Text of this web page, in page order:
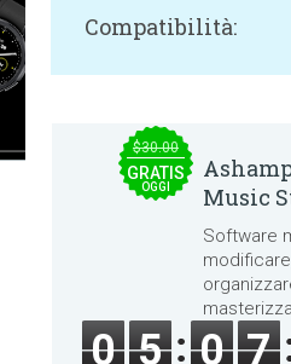
Compatibilità:
$30.00
GRATIS
OGGI
Music
2025
Software
audiolibri.
0 5 0 7